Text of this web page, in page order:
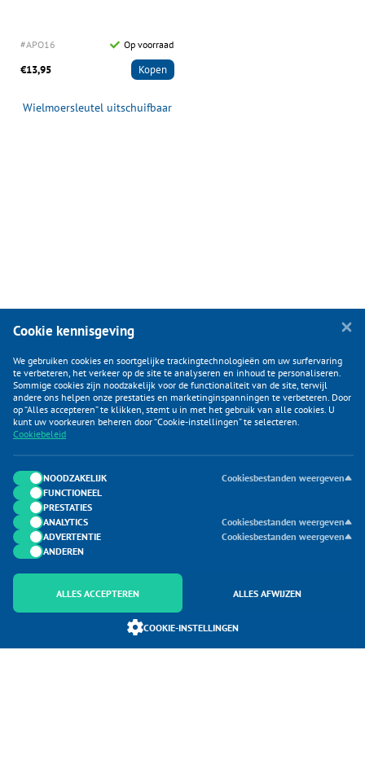
#APO16 Op voorraad
€13,95 Kopen
Wielmoersleutel uitschuifbaar
KLANTENSERVICE
CATEGORIEËN
DUIJVELAAR E-COMMERCE
CONTACTEN
Onderdeel van Duijvelaar E-commerce
SoloMono.net
Cookie kennisgeving
We gebruiken cookies en soortgelijke trackingtechnologieën om uw surfervaring
te verbeteren, het verkeer op de site te analyseren en inhoud te personaliseren.
Sommige cookies zijn noodzakelijk voor de functionaliteit van de site, terwijl
andere ons helpen onze prestaties en marketinginspanningen te verbeteren. Door
op “Alles accepteren” te klikken, stemt u in met het gebruik van alle cookies. U
kunt uw voorkeuren beheren door “Cookie-instellingen” te selecteren.
Cookiebeleid
NOODZAKELIJK
Cookiesbestanden weergeven
FUNCTIONEEL
PRESTATIES
ANALYTICS
Cookiesbestanden weergeven
ADVERTENTIE
Cookiesbestanden weergeven
ANDEREN
ALLES ACCEPTEREN ALLES AFWIJZEN
COOKIE-INSTELLINGEN